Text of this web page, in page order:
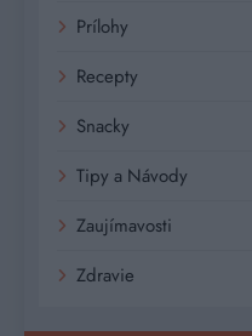
Prílohy
Recepty
Snacky
Tipy a Návody
Zaujímavosti
Zdravie